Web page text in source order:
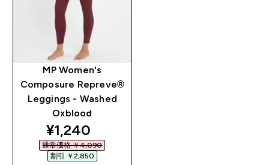
MP Women's
Composure Repreve®
Leggings - Washed
Oxblood
discounted price
¥1,240‎
通常価格 ￥4,090‎
割引 ￥2,850‎